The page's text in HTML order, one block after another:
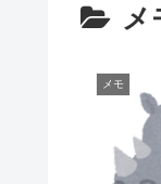
メ
メモ